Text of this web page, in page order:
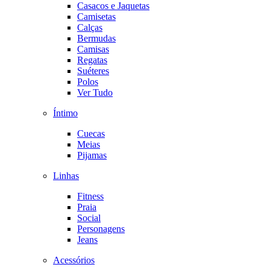
Casacos e Jaquetas
Camisetas
Calças
Bermudas
Camisas
Regatas
Suéteres
Polos
Ver Tudo
Íntimo
Cuecas
Meias
Pijamas
Linhas
Fitness
Praia
Social
Personagens
Jeans
Acessórios